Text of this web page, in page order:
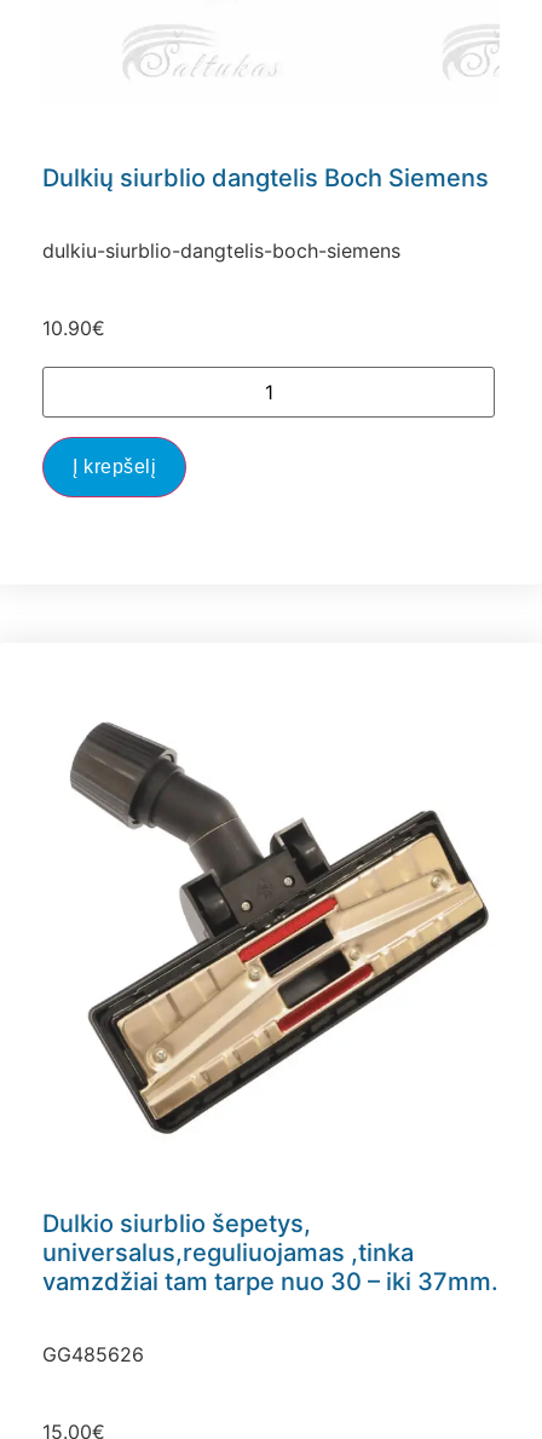
Dulkių siurblio dangtelis Boch Siemens
dulkiu-siurblio-dangtelis-boch-siemens
10.90€
Į krepšelį
Dulkio siurblio šepetys,
universalus,reguliuojamas ,tinka
vamzdžiai tam tarpe nuo 30 – iki 37mm.
GG485626
15.00€